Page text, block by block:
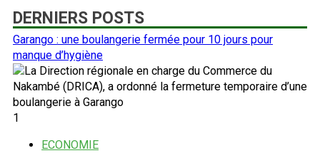
DERNIERS POSTS
Garango : une boulangerie fermée pour 10 jours pour
manque d’hygiène
1
ECONOMIE